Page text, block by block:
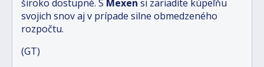
široko dostupné. S Mexen si zariadite kúpeľňu
svojich snov aj v prípade silne obmedzeného
rozpočtu.
(GT)